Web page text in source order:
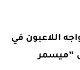
اللاعبون في
“ميسمر